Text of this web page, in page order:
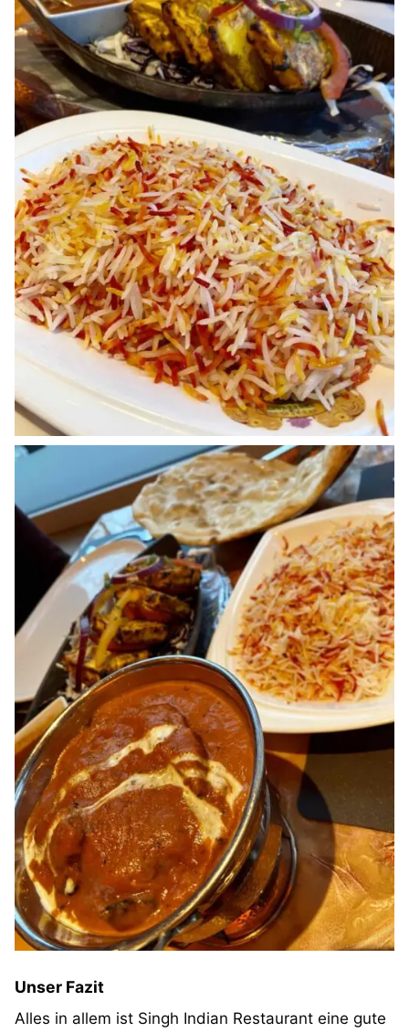
Unser Fazit
Alles in allem ist Singh Indian Restaurant eine gute